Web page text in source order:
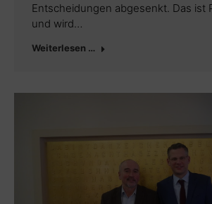
Entscheidungen abgesenkt. Das ist
und wird…
Weiterlesen …